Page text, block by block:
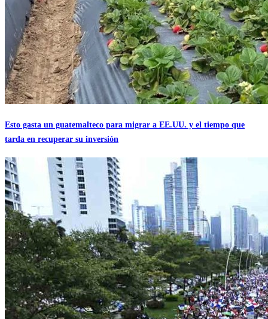
Esto gasta un guatemalteco para migrar a EE.UU. y el tiempo que
tarda en recuperar su inversión